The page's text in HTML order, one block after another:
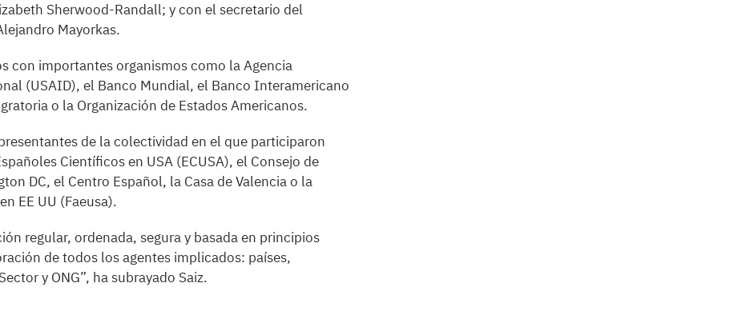
Sherwood-Randall; y con el secretario del
Mayorkas.
con importantes organismos como la Agencia
(USAID), el Banco Mundial, el Banco Interamericano
o la Organización de Estados Americanos.
de la colectividad en el que participaron
Científicos en USA (ECUSA), el Consejo de
DC, el Centro Español, la Casa de Valencia o la
EE UU (Faeusa).
regular, ordenada, segura y basada en principios
de todos los agentes implicados: países,
y ONG”, ha subrayado Saiz.